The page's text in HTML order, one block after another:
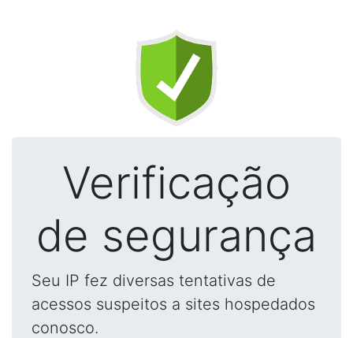
Verificação
de segurança
Seu IP fez diversas tentativas de
acessos suspeitos a sites hospedados
conosco.